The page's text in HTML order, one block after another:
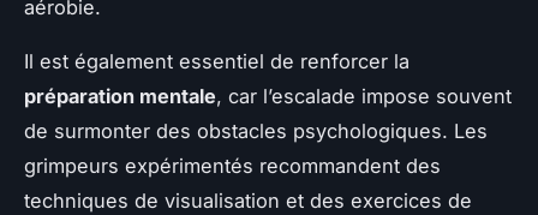
aérobie.
Il est également essentiel de renforcer la
préparation mentale, car l’escalade impose souvent
de surmonter des obstacles psychologiques. Les
grimpeurs expérimentés recommandent des
techniques de visualisation et des exercices de